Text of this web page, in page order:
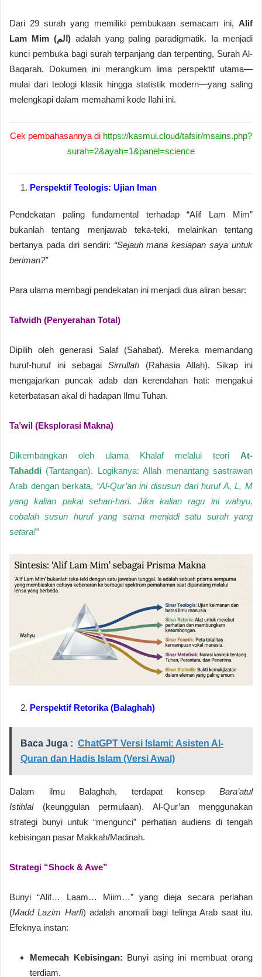
Dari 29 surah yang memiliki pembukaan semacam ini, Alif
Lam Mim (الم)adalah yang paling paradigmatik. Ia menjadi
kunci pembuka bagi surah terpanjang dan terpenting, Surah Al-
Baqarah. Dokumen ini merangkum lima perspektif utama—
mulai dari teologi klasik hingga statistik modern—yang saling
melengkapi dalam memahami kode Ilahi ini.
Cek pembahasannya di https://kasmui.cloud/tafsir/msains.php?
surah=2&ayah=1&panel=science
Perspektif Teologis: Ujian Iman
Pendekatan paling fundamental terhadap “Alif Lam Mim”
bukanlah tentang menjawab teka-teki, melainkan tentang
bertanya pada diri sendiri: “Sejauh mana kesiapan saya untuk
beriman?”
Para ulama membagi pendekatan ini menjadi dua aliran besar:
Tafwidh (Penyerahan Total)
Dipilih oleh generasi Salaf (Sahabat). Mereka memandang
huruf-huruf ini sebagai Sirrullah (Rahasia Allah). Sikap ini
mengajarkan puncak adab dan kerendahan hati: mengakui
keterbatasan akal di hadapan Ilmu Tuhan.
Ta’wil (Eksplorasi Makna)
Dikembangkan oleh ulama Khalaf melalui teori At-
Tahaddi (Tantangan). Logikanya: Allah menantang sastrawan
Arab dengan berkata, “Al-Qur’an ini disusun dari huruf A, L, M
yang kalian pakai sehari-hari. Jika kalian ragu ini wahyu,
cobalah susun huruf yang sama menjadi satu surah yang
setara!”
Perspektif Retorika (Balaghah)
Baca Juga : ChatGPT Versi Islami: Asisten Al-
Quran dan Hadis Islam (Versi Awal)
Dalam ilmu Balaghah, terdapat konsep Bara’atul
Istihlal(keunggulan permulaan). Al-Qur’an menggunakan
strategi bunyi untuk “mengunci” perhatian audiens di tengah
kebisingan pasar Makkah/Madinah.
Strategi “Shock & Awe”
Bunyi “Alif… Laam… Miim…” yang dieja secara perlahan
(Madd Lazim Harfi) adalah anomali bagi telinga Arab saat itu.
Efeknya instan:
Memecah Kebisingan: Bunyi asing ini membuat orang
terdiam.